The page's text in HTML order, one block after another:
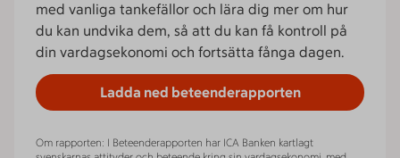
med vanliga tankefällor och lära dig mer om hur
du kan undvika dem, så att du kan få kontroll på
din vardagsekonomi och fortsätta fånga dagen.
Ladda ned beteenderapporten
Om rapporten: I Beteenderapporten har ICA Banken kartlagt